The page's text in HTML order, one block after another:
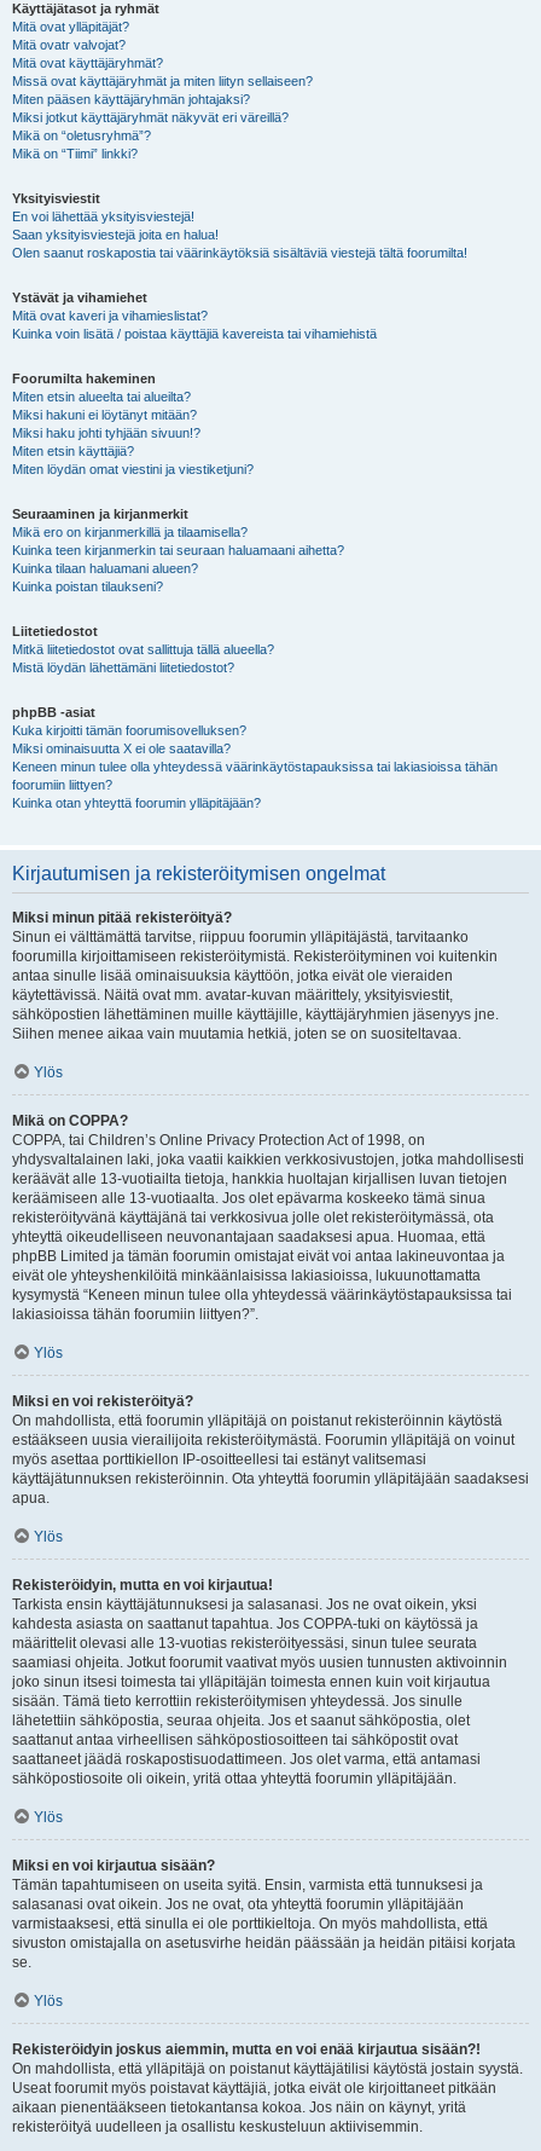
Käyttäjätasot ja ryhmät
Mitä ovat ylläpitäjät?
Mitä ovatr valvojat?
Mitä ovat käyttäjäryhmät?
Missä ovat käyttäjäryhmät ja miten liityn sellaiseen?
Miten pääsen käyttäjäryhmän johtajaksi?
Miksi jotkut käyttäjäryhmät näkyvät eri väreillä?
Mikä on “oletusryhmä”?
Mikä on “Tiimi” linkki?
Yksityisviestit
En voi lähettää yksityisviestejä!
Saan yksityisviestejä joita en halua!
Olen saanut roskapostia tai väärinkäytöksiä sisältäviä viestejä tältä foorumilta!
Ystävät ja vihamiehet
Mitä ovat kaveri ja vihamieslistat?
Kuinka voin lisätä / poistaa käyttäjiä kavereista tai vihamiehistä
Foorumilta hakeminen
Miten etsin alueelta tai alueilta?
Miksi hakuni ei löytänyt mitään?
Miksi haku johti tyhjään sivuun!?
Miten etsin käyttäjiä?
Miten löydän omat viestini ja viestiketjuni?
Seuraaminen ja kirjanmerkit
Mikä ero on kirjanmerkillä ja tilaamisella?
Kuinka teen kirjanmerkin tai seuraan haluamaani aihetta?
Kuinka tilaan haluamani alueen?
Kuinka poistan tilaukseni?
Liitetiedostot
Mitkä liitetiedostot ovat sallittuja tällä alueella?
Mistä löydän lähettämäni liitetiedostot?
phpBB -asiat
Kuka kirjoitti tämän foorumisovelluksen?
Miksi ominaisuutta X ei ole saatavilla?
Keneen minun tulee olla yhteydessä väärinkäytöstapauksissa tai lakiasioissa tähän
foorumiin liittyen?
Kuinka otan yhteyttä foorumin ylläpitäjään?
Kirjautumisen ja rekisteröitymisen ongelmat
Miksi minun pitää rekisteröityä?
Sinun ei välttämättä tarvitse, riippuu foorumin ylläpitäjästä, tarvitaanko
foorumilla kirjoittamiseen rekisteröitymistä. Rekisteröityminen voi kuitenkin
antaa sinulle lisää ominaisuuksia käyttöön, jotka eivät ole vieraiden
käytettävissä. Näitä ovat mm. avatar-kuvan määrittely, yksityisviestit,
sähköpostien lähettäminen muille käyttäjille, käyttäjäryhmien jäsenyys jne.
Siihen menee aikaa vain muutamia hetkiä, joten se on suositeltavaa.
Ylös
Mikä on COPPA?
COPPA, tai Children’s Online Privacy Protection Act of 1998, on
yhdysvaltalainen laki, joka vaatii kaikkien verkkosivustojen, jotka mahdollisesti
keräävät alle 13-vuotiailta tietoja, hankkia huoltajan kirjallisen luvan tietojen
keräämiseen alle 13-vuotiaalta. Jos olet epävarma koskeeko tämä sinua
rekisteröityvänä käyttäjänä tai verkkosivua jolle olet rekisteröitymässä, ota
yhteyttä oikeudelliseen neuvonantajaan saadaksesi apua. Huomaa, että
phpBB Limited ja tämän foorumin omistajat eivät voi antaa lakineuvontaa ja
eivät ole yhteyshenkilöitä minkäänlaisissa lakiasioissa, lukuunottamatta
kysymystä “Keneen minun tulee olla yhteydessä väärinkäytöstapauksissa tai
lakiasioissa tähän foorumiin liittyen?”.
Ylös
Miksi en voi rekisteröityä?
On mahdollista, että foorumin ylläpitäjä on poistanut rekisteröinnin käytöstä
estääkseen uusia vierailijoita rekisteröitymästä. Foorumin ylläpitäjä on voinut
myös asettaa porttikiellon IP-osoitteellesi tai estänyt valitsemasi
käyttäjätunnuksen rekisteröinnin. Ota yhteyttä foorumin ylläpitäjään saadaksesi
apua.
Ylös
Rekisteröidyin, mutta en voi kirjautua!
Tarkista ensin käyttäjätunnuksesi ja salasanasi. Jos ne ovat oikein, yksi
kahdesta asiasta on saattanut tapahtua. Jos COPPA-tuki on käytössä ja
määrittelit olevasi alle 13-vuotias rekisteröityessäsi, sinun tulee seurata
saamiasi ohjeita. Jotkut foorumit vaativat myös uusien tunnusten aktivoinnin
joko sinun itsesi toimesta tai ylläpitäjän toimesta ennen kuin voit kirjautua
sisään. Tämä tieto kerrottiin rekisteröitymisen yhteydessä. Jos sinulle
lähetettiin sähköpostia, seuraa ohjeita. Jos et saanut sähköpostia, olet
saattanut antaa virheellisen sähköpostiosoitteen tai sähköpostit ovat
saattaneet jäädä roskapostisuodattimeen. Jos olet varma, että antamasi
sähköpostiosoite oli oikein, yritä ottaa yhteyttä foorumin ylläpitäjään.
Ylös
Miksi en voi kirjautua sisään?
Tämän tapahtumiseen on useita syitä. Ensin, varmista että tunnuksesi ja
salasanasi ovat oikein. Jos ne ovat, ota yhteyttä foorumin ylläpitäjään
varmistaaksesi, että sinulla ei ole porttikieltoja. On myös mahdollista, että
sivuston omistajalla on asetusvirhe heidän päässään ja heidän pitäisi korjata
se.
Ylös
Rekisteröidyin joskus aiemmin, mutta en voi enää kirjautua sisään?!
On mahdollista, että ylläpitäjä on poistanut käyttäjätilisi käytöstä jostain syystä.
Useat foorumit myös poistavat käyttäjiä, jotka eivät ole kirjoittaneet pitkään
aikaan pienentääkseen tietokantansa kokoa. Jos näin on käynyt, yritä
rekisteröityä uudelleen ja osallistu keskusteluun aktiivisemmin.